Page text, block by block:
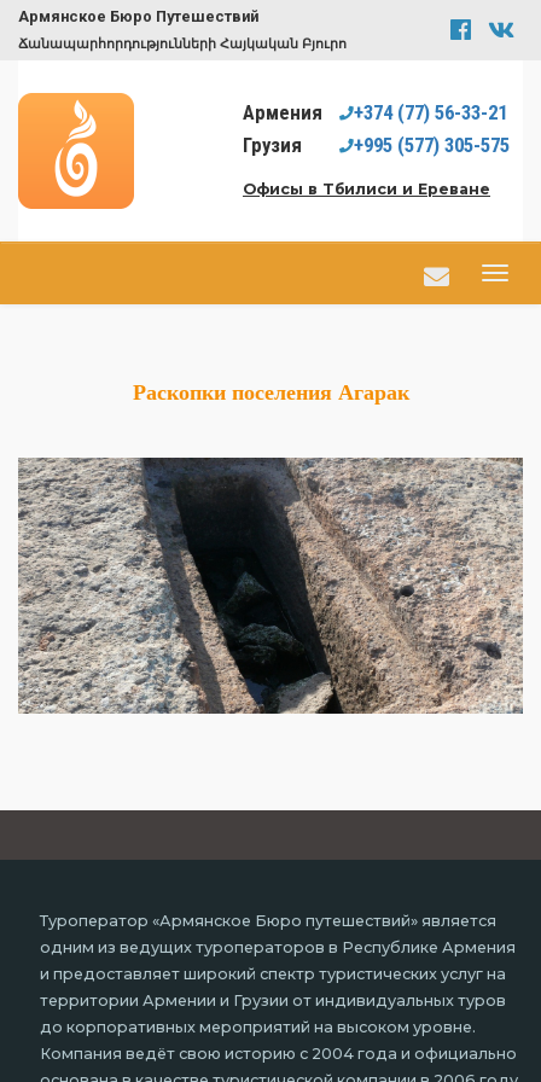
Армянское Бюро Путешествий
Ճանապարհորդությունների Հայկական Բյուրո
Армения +374 (77) 56-33-21
Грузия
+995 (577) 305-575
Офисы в Тбилиси и Ереване
Раскопки поселения Агарак
Туроператор «Армянское Бюро путешествий» является
одним из ведущих туроператоров в Республике Армения
и предоставляет широкий спектр туристических услуг на
территории Армении и Грузии от индивидуальных туров
до корпоративных мероприятий на высоком уровне.
Компания ведёт свою историю с 2004 года и официально